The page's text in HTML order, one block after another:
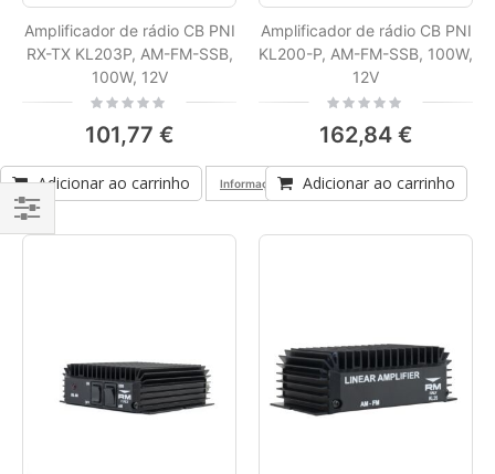
Amplificador de rádio CB PNI
RX-TX KL203P, AM-FM-SSB,
100W, 12V
Rating:
101,77 €
Adicionar ao carrinho Informações de conformidade do produto
Amplificador de rádio CB PNI
KL200-P, AM-FM-SSB, 100W,
12V
Rating:
162,84 €
Adicionar ao carrinho
Filtrar